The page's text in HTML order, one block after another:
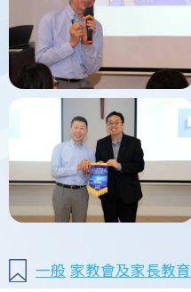
一般 家教會及家長教育